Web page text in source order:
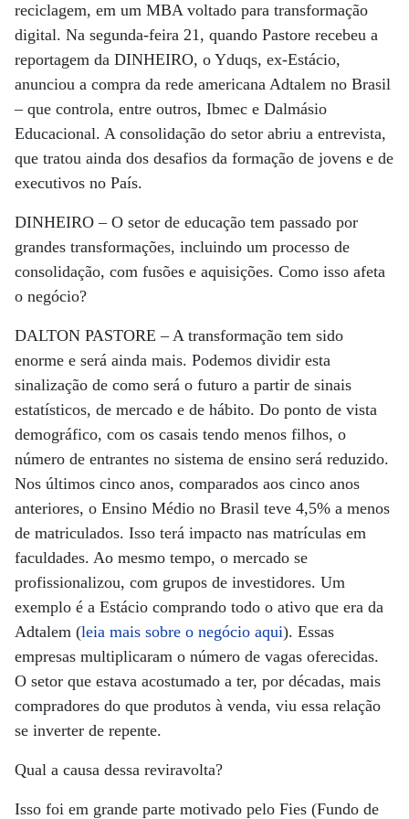
reciclagem, em um MBA voltado para transformação
digital. Na segunda-feira 21, quando Pastore recebeu a
reportagem da DINHEIRO, o Yduqs, ex-Estácio,
anunciou a compra da rede americana Adtalem no Brasil
– que controla, entre outros, Ibmec e Dalmásio
Educacional. A consolidação do setor abriu a entrevista,
que tratou ainda dos desafios da formação de jovens e de
executivos no País.
DINHEIRO – O setor de educação tem passado por
grandes transformações, incluindo um processo de
consolidação, com fusões e aquisições. Como isso afeta
o negócio?
DALTON PASTORE – A transformação tem sido
enorme e será ainda mais. Podemos dividir esta
sinalização de como será o futuro a partir de sinais
estatísticos, de mercado e de hábito. Do ponto de vista
demográfico, com os casais tendo menos filhos, o
número de entrantes no sistema de ensino será reduzido.
Nos últimos cinco anos, comparados aos cinco anos
anteriores, o Ensino Médio no Brasil teve 4,5% a menos
de matriculados. Isso terá impacto nas matrículas em
faculdades. Ao mesmo tempo, o mercado se
profissionalizou, com grupos de investidores. Um
exemplo é a Estácio comprando todo o ativo que era da
Adtalem (leia mais sobre o negócio aqui). Essas
empresas multiplicaram o número de vagas oferecidas.
O setor que estava acostumado a ter, por décadas, mais
compradores do que produtos à venda, viu essa relação
se inverter de repente.
Qual a causa dessa reviravolta?
Isso foi em grande parte motivado pelo Fies (Fundo de